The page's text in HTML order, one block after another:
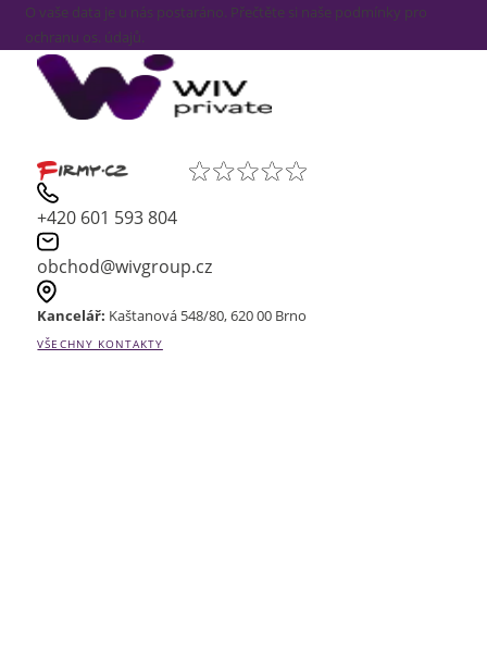
O vaše data je u nás postaráno. Přečtěte si naše podmínky pro
ochranu os. údajů.
+420 601 593 804
obchod@wivgroup.cz
Kancelář: Kaštanová 548/80, 620 00 Brno
VŠECHNY KONTAKTY